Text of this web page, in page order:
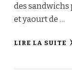
des sandwichs
et yaourt de …
LIRE LA SUITE